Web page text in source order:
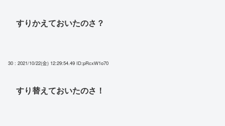
すりかえておいたのさ？
30 : 2021/10/22(金) 12:29:54.49 ID:pRcxW1o70
すり替えておいたのさ！